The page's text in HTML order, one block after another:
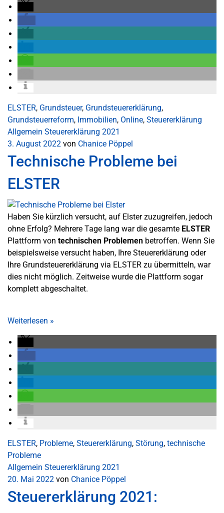
ELSTER, Grundsteuer, Grundsteuererklärung,
Grundsteuerreform, Immobilien, Online, Steuererklärung
Allgemein Steuererklärung 2021
3. August 2022 von Chanice Pöppel
Technische Probleme bei
ELSTER
Haben Sie kürzlich versucht, auf Elster zuzugreifen, jedoch
ohne Erfolg? Mehrere Tage lang war die gesamte ELSTER
Plattform von technischen Problemen betroffen. Wenn Sie
beispielsweise versucht haben, Ihre Steuererklärung oder
Ihre Grundsteuererklärung via ELSTER zu übermitteln, war
dies nicht möglich. Zeitweise wurde die Plattform sogar
komplett abgeschaltet.
Weiterlesen »
ELSTER, Probleme, Steuererklärung, Störung, technische
Probleme
Allgemein Steuererklärung 2021
20. Mai 2022 von Chanice Pöppel
Steuererklärung 2021: